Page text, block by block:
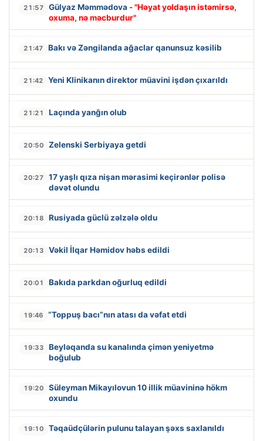
21:57 Gülyaz Məmmədova - "Həyat yoldaşın istəmirsə,
oxuma, nə məcburdur"
21:47 Bakı və Zəngilanda ağaclar qanunsuz kəsilib
21:42 Yeni Klinikanın direktor müavini işdən çıxarıldı
21:21 Laçında yanğın olub
20:50 Zelenski Serbiyaya getdi
20:27
17 yaşlı qıza nişan mərasimi keçirənlər polisə
dəvət olundu
20:18 Rusiyada güclü zəlzələ oldu
20:13 Vəkil İlqar Həmidov həbs edildi
20:01 Bakıda parkdan oğurluq edildi
19:46 “Toppuş bacı”nın atası da vəfat etdi
19:33
Beyləqanda su kanalında çimən yeniyetmə
boğulub
19:20
Süleyman Mikayılovun 10 illik müavininə hökm
oxundu
19:10 Təqaüdçülərin pulunu talayan şəxs saxlanıldı